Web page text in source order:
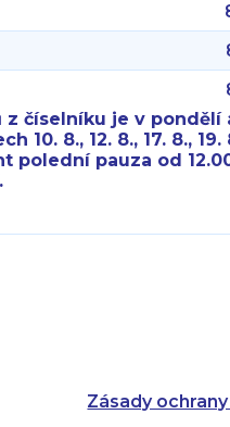
Zásady
číselníku je v pondělí
10. 8., 12. 8., 17. 8.,
polední pauza od